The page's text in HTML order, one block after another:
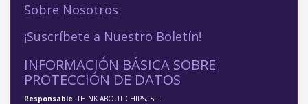
Sobre Nosotros
¡Suscríbete a Nuestro Boletín!
INFORMACIÓN BÁSICA SOBRE
PROTECCIÓN DE DATOS
Responsable: THINK ABOUT CHIPS, S.L.